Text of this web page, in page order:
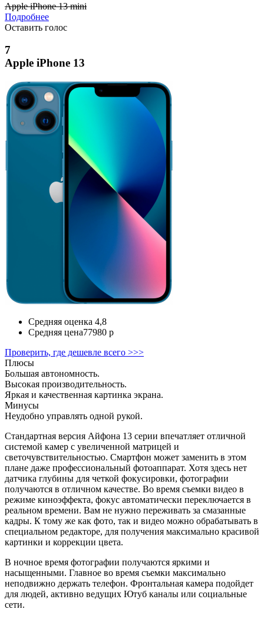
Apple iPhone 13 mini
Подробнее
Оставить голос
7
Apple iPhone 13
Средняя оценка 4,8
Средняя цена77980 р
Проверить, где дешевле всего >>>
Плюсы
Большая автономность.
Высокая производительность.
Яркая и качественная картинка экрана.
Минусы
Неудобно управлять одной рукой.
Стандартная версия Айфона 13 серии впечатляет отличной
системой камер с увеличенной матрицей и
светочувствительностью. Смартфон может заменить в этом
плане даже профессиональный фотоаппарат. Хотя здесь нет
датчика глубины для четкой фокусировки, фотографии
получаются в отличном качестве. Во время съемки видео в
режиме киноэффекта, фокус автоматически переключается в
реальном времени. Вам не нужно переживать за смазанные
кадры. К тому же как фото, так и видео можно обрабатывать в
специальном редакторе, для получения максимально красивой
картинки и коррекции цвета.
В ночное время фотографии получаются яркими и
насыщенными. Главное во время съемки максимально
неподвижно держать телефон. Фронтальная камера подойдет
для людей, активно ведущих Ютуб каналы или социальные
сети.